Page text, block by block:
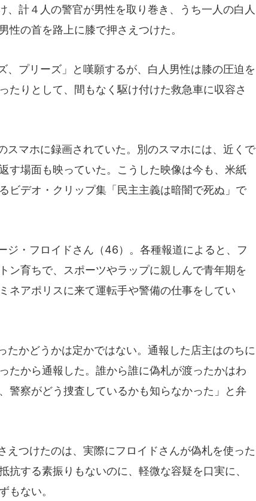
計４人の警官が男性を取り巻き、うち一人の白人
性の首を路上に膝で押さえつけた。
プリーズ」と嘆願するが、白人男性は膝の圧迫を
たりとして、間もなく駆け付けた救急車に収容さ
スマホに録画されていた。別のスマホには、近くで
す場面も映っていた。こうした映像は今も、米紙
ビデオ・クリップ集「民主主義は暗闇で死ぬ」で
ジ・フロイドさん（46）。各種報道によると、フ
ン育ちで、スポーツやラップに親しんで青年期を
ネアポリスに来て運転手や警備の仕事をしてい
かどうかは定かではない。通報した店主はのちに
たから通報した。誰から誰に偽札が渡ったかはわ
警察がどう捜査しているかも知らなかった」と弁
つけたのは、実際にフロイドさんが偽札を使った
抗する素振りもないのに、軽微な容疑を口実に、
もない。